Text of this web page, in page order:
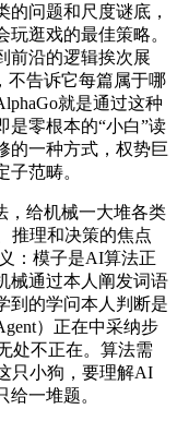
的问题和尺度谜底，
逛戏的最佳策略。
前沿的逻辑挨次展
不告诉它每篇属于哪
就是通过这种
是零根本的“小白”读
的一种方式，权势巨
范畴。
给机械一大堆各类
推理和决策的焦点
：模子是AI算法正
械通过本人阐发词语
到的学问本人判断是
）正在中采纳步
处不正在。算法需
只小狗，要理解AI
一堆题。